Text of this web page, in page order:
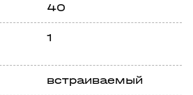
40
1
встраиваемый